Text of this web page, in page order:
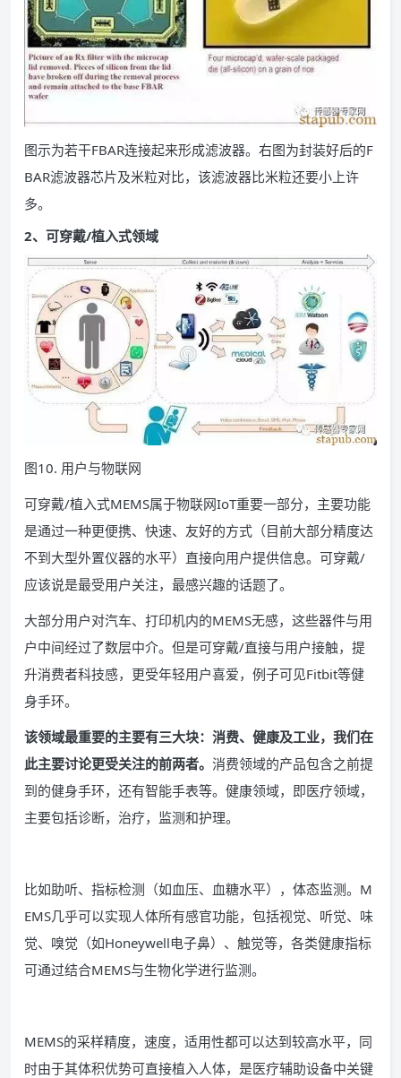
图示为若干FBAR连接起来形成滤波器。右图为封装好后的F
BAR滤波器芯片及米粒对比，该滤波器比米粒还要小上许
多。
2、可穿戴/植入式领域
图10. 用户与物联网
可穿戴/植入式MEMS属于物联网IoT重要一部分，主要功能
是通过一种更便携、快速、友好的方式（目前大部分精度达
不到大型外置仪器的水平）直接向用户提供信息。可穿戴/
应该说是最受用户关注，最感兴趣的话题了。
大部分用户对汽车、打印机内的MEMS无感，这些器件与用
户中间经过了数层中介。但是可穿戴/直接与用户接触，提
升消费者科技感，更受年轻用户喜爱，例子可见Fitbit等健
身手环。
该领域最重要的主要有三大块：消费、健康及工业，我们在
此主要讨论更受关注的前两者。 消费领域的产品包含之前提
到的健身手环，还有智能手表等。健康领域，即医疗领域，
主要包括诊断，治疗，监测和护理。
比如助听、指标检测（如血压、血糖水平），体态监测。M
EMS几乎可以实现人体所有感官功能，包括视觉、听觉、味
觉、嗅觉（如Honeywell电子鼻）、触觉等，各类健康指标
可通过结合MEMS与生物化学进行监测。
MEMS的采样精度，速度，适用性都可以达到较高水平，同
时由于其体积优势可直接植入人体，是医疗辅助设备中关键